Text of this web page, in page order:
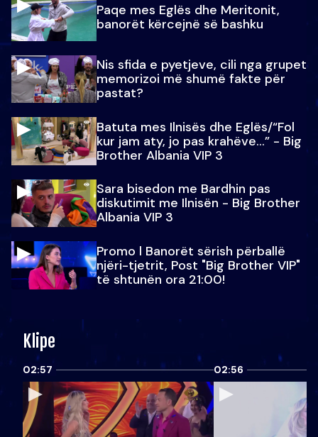
Paqe mes Eglës dhe Meritonit,
banorët kërcejnë së bashku
Nis sfida e pyetjeve, cili nga grupet
memorizoi më shumë fakte për
pastat?
Batuta mes Ilnisës dhe Eglës/“Fol
kur jam aty, jo pas krahëve…” - Big
Brother Albania VIP 3
Sara bisedon me Bardhin pas
diskutimit me Ilnisën - Big Brother
Albania VIP 3
Promo l Banorët sërish përballë
njëri-tjetrit, Post "Big Brother VIP"
të shtunën ora 21:00!
Klipe
02:57 02:56